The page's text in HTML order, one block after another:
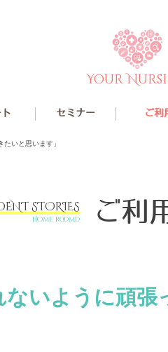
Your
セミナー ご利
いと思います」
STORIES
Home roomd ご利
ないように頑張